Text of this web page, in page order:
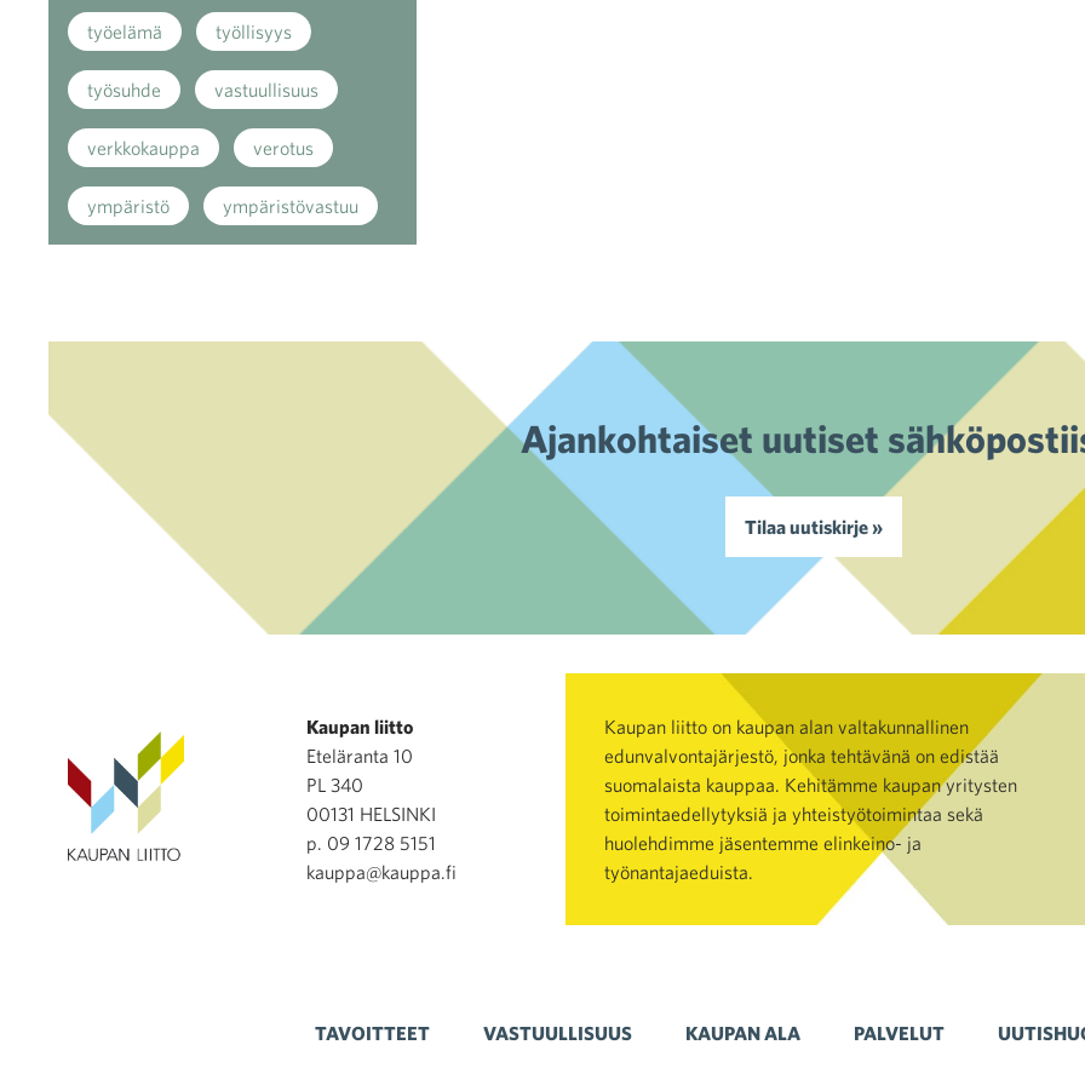
työelämä työllisyys
työsuhde vastuullisuus
verkkokauppa verotus
ympäristö ympäristövastuu
Ajankohtaiset uutiset
Tilaa uutiskirje »
Kaupan liitto
Eteläranta 10
PL 340
00131 HELSINKI
p. 09 1728 5151
kauppa@kauppa.fi
Kaupan liitto on kaupan alan valtakunnallinen
edunvalvontajärjestö, jonka tehtävänä on edistää
suomalaista kauppaa. Kehitämme kaupan yritysten
toimintaedellytyksiä ja yhteistyötoimintaa sekä
huolehdimme jäsentemme elinkeino- ja
työnantajaeduista.
TAVOITTEET VASTUULLISUUS KAUPAN ALA PALVELUT